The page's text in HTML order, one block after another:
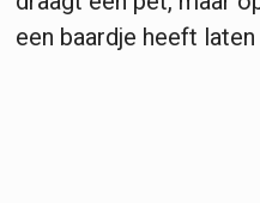
een baardje heeft laten